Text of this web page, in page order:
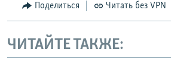
Поделиться Читать без VPN
ЧИТАЙТЕ ТАКЖЕ: